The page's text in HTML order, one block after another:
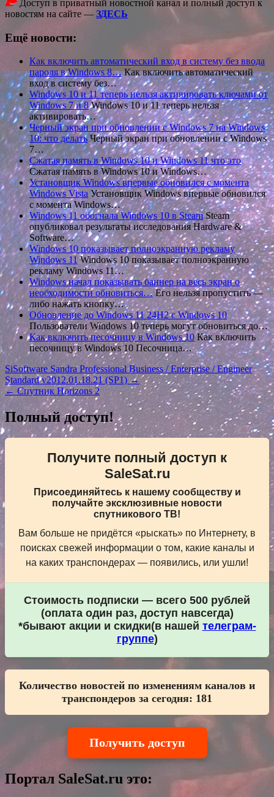
Доступ в приватный новостной канал и полный доступ к
новостям на сайте — ЗДЕСЬ
Ещё новости:
Как включить автоматический вход в систему без ввода
пароля в Windows 8…Как включить автоматический
вход в систему без…
Windows 10 и 11 теперь нельзя активировать ключами от
Windows 7 и 8Windows 10 и 11 теперь нельзя
активировать…
Черный экран при обновлении с Windows 7 на Windows
10: что делатьЧерный экран при обновлении с Windows
7…
Сжатая память в Windows 10 и Windows 11 что это
Сжатая память в Windows 10 и Windows…
Установщик Windows впервые обновился с момента
Windows Vista Установщик Windows впервые обновился
с момента Windows…
Windows 11 обогнала Windows 10 в SteamSteam
опубликовал результаты исследования Hardware &
Software…
Windows 10 показывает полноэкранную рекламу
Windows 11Windows 10 показывает полноэкранную
рекламу Windows 11…
Windows начал показывать баннер на весь экран о
необходимости обновиться… Его нельзя пропустить —
либо нажать кнопку…
Обновление до Windows 11 24H2 с Windows 10
Пользователи Windows 10 теперь могут обновиться до…
Как включить песочницу в Windows 10Как включить
песочницу в Windows 10 Песочница…
Навигация
по
записям
SiSoftware Sandra Professional Business / Enterprise / Engineer
Standard v2012.01.18.21 (SP1) →
← Спутник Horizons 2
Полный доступ!
Получите полный доступ к
SaleSat.ru
Присоединяйтесь к нашему сообществу и
получайте эксклюзивные новости
спутникового ТВ!
Вам больше не придётся «рыскать» по Интернету, в
поисках свежей информации о том, какие каналы и
на каких транспондерах — появились, или ушли!
Стоимость подписки — всего 500 рублей
(оплата один раз, доступ навсегда)
*бывают акции и скидки(в нашей телеграм-
группе)
Количество новостей по изменениям каналов и
транспондеров за сегодня: 181
Получить доступ
Портал SaleSat.ru это: